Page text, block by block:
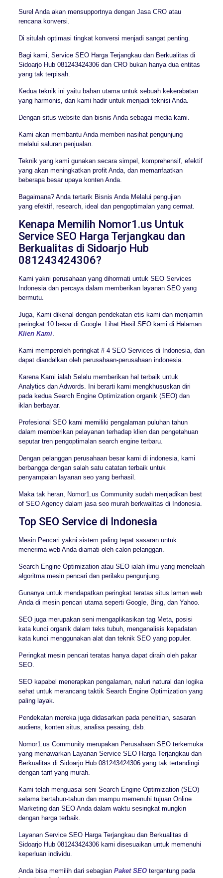
Surel Anda akan mensupportnya dengan Jasa CRO atau
rencana konversi.
Di situlah optimasi tingkat konversi menjadi sangat penting.
Bagi kami, Service SEO Harga Terjangkau dan Berkualitas di
Sidoarjo Hub 081243424306 dan CRO bukan hanya dua entitas
yang tak terpisah.
Kedua teknik ini yaitu bahan utama untuk sebuah kekerabatan
yang harmonis, dan kami hadir untuk menjadi teknisi Anda.
Dengan situs website dan bisnis Anda sebagai media kami.
Kami akan membantu Anda memberi nasihat pengunjung
melalui saluran penjualan.
Teknik yang kami gunakan secara simpel, komprehensif, efektif
yang akan meningkatkan profit Anda, dan memanfaatkan
beberapa besar upaya konten Anda.
Bagaimana? Anda tertarik Bisnis Anda Melalui pengujian
yang efektif, research, ideal dan pengoptimalan yang cermat.
Kenapa Memilih Nomor1.us Untuk
Service SEO Harga Terjangkau dan
Berkualitas di Sidoarjo Hub
081243424306?
Kami yakni perusahaan yang dihormati untuk SEO Services
Indonesia dan percaya dalam memberikan layanan SEO yang
bermutu.
Juga, Kami dikenal dengan pendekatan etis kami dan menjamin
peringkat 10 besar di Google. Lihat Hasil SEO kami di Halaman
Klien Kami.
Kami memperoleh peringkat # 4 SEO Services di Indonesia, dan
dapat diandalkan oleh perusahaan-perusahaan indonesia.
Karena Kami ialah Selalu memberikan hal terbaik untuk
Analytics dan Adwords. Ini berarti kami mengkhususkan diri
pada kedua Search Engine Optimization organik (SEO) dan
iklan berbayar.
Profesional SEO kami memiliki pengalaman puluhan tahun
dalam memberikan pelayanan terhadap klien dan pengetahuan
seputar tren pengoptimalan search engine terbaru.
Dengan pelanggan perusahaan besar kami di indonesia, kami
berbangga dengan salah satu catatan terbaik untuk
penyampaian layanan seo yang berhasil.
Maka tak heran, Nomor1.us Community sudah menjadikan best
of SEO Agency dalam jasa seo murah berkwalitas di Indonesia.
Top SEO Service di Indonesia
Mesin Pencari yakni sistem paling tepat sasaran untuk
menerima web Anda diamati oleh calon pelanggan.
Search Engine Optimization atau SEO ialah ilmu yang menelaah
algoritma mesin pencari dan perilaku pengunjung.
Gunanya untuk mendapatkan peringkat teratas situs laman web
Anda di mesin pencari utama seperti Google, Bing, dan Yahoo.
SEO juga merupakan seni mengaplikasikan tag Meta, posisi
kata kunci organik dalam teks tubuh, menganalisis kepadatan
kata kunci menggunakan alat dan teknik SEO yang populer.
Peringkat mesin pencari teratas hanya dapat diraih oleh pakar
SEO.
SEO kapabel menerapkan pengalaman, naluri natural dan logika
sehat untuk merancang taktik Search Engine Optimization yang
paling layak.
Pendekatan mereka juga didasarkan pada penelitian, sasaran
audiens, konten situs, analisa pesaing, dsb.
Nomor1.us Community merupakan Perusahaan SEO terkemuka
yang menawarkan Layanan Service SEO Harga Terjangkau dan
Berkualitas di Sidoarjo Hub 081243424306 yang tak tertandingi
dengan tarif yang murah.
Kami telah menguasai seni Search Engine Optimization (SEO)
selama bertahun-tahun dan mampu memenuhi tujuan Online
Marketing dan SEO Anda dalam waktu sesingkat mungkin
dengan harga terbaik.
Layanan Service SEO Harga Terjangkau dan Berkualitas di
Sidoarjo Hub 081243424306 kami disesuaikan untuk memenuhi
keperluan individu.
Anda bisa memilih dari sebagian Paket SEOtergantung pada